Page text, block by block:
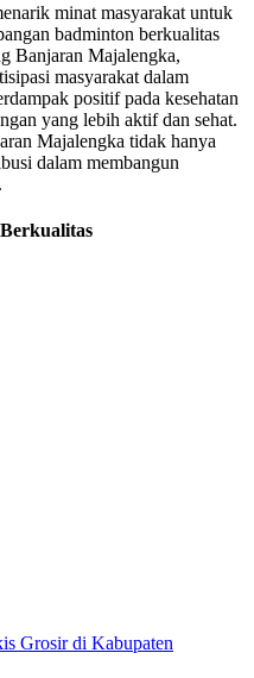
minat masyarakat untuk
badminton berkualitas
Banjaran Majalengka,
masyarakat dalam
positif pada kesehatan
yang lebih aktif dan sehat.
Majalengka tidak hanya
dalam membangun
Grosir di Kabupaten